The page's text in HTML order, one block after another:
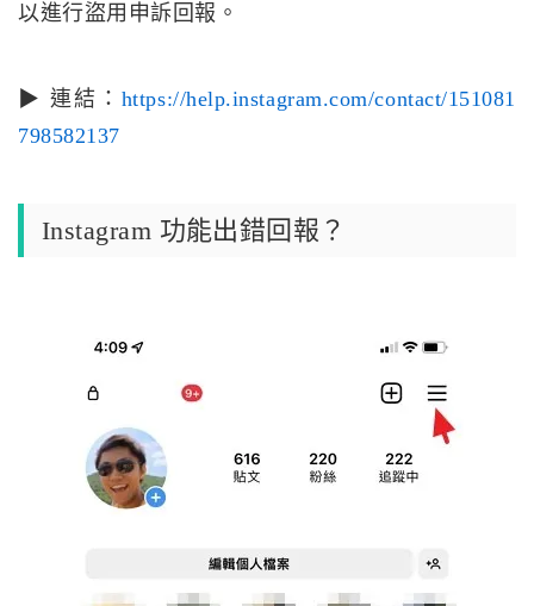
以進行盜用申訴回報。
▶ 連結： https://help.instagram.com/contact/151081
798582137
Instagram 功能出錯回報？